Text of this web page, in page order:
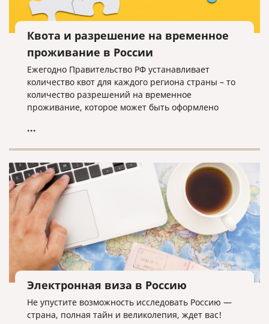
Квота и разрешение на временное
проживание в России
Ежегодно Правительство РФ устанавливает
количество квот для каждого региона страны – то
количество разрешений на временное
проживание, которое может быть оформлено
получения такого разрешения.
...
Электронная виза в Россию
Не упустите возможность исследовать Россию —
страна, полная тайн и великолепия, ждет вас!